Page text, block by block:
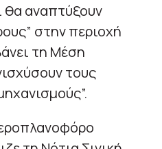
θα αναπτύξουν
στην περιοχή
τη Μέση
τους